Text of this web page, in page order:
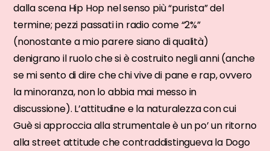
dalla scena Hip Hop nel senso più “purista” del
termine; pezzi passati in radio come “2%”
(nonostante a mio parere siano di qualità)
denigrano il ruolo che si è costruito negli anni (anche
se mi sento di dire che chi vive di pane e rap, ovvero
la minoranza, non lo abbia mai messo in
discussione). L’attitudine e la naturalezza con cui
Guè si approccia alla strumentale è un po’ un ritorno
alla street attitude che contraddistingueva la Dogo